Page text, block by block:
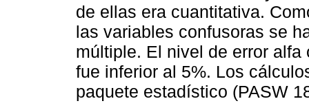
de ellas era cuantitativa.
las variables confusoras se
múltiple. El nivel de error
fue inferior al 5%. Los
paquete estadístico (PASW